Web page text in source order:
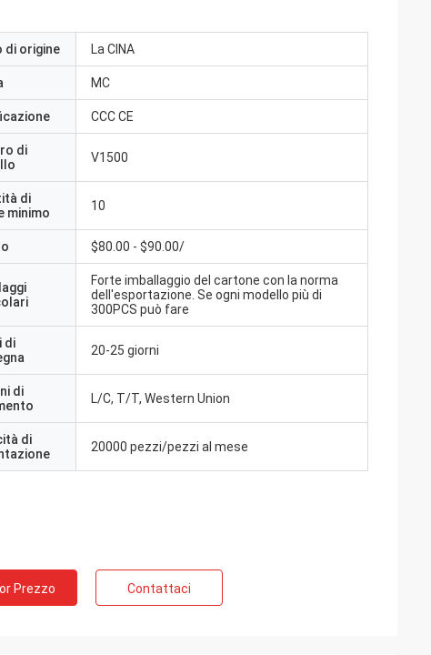
di origine La CINA
MC
CCC CE
di
V1500
di
minimo
10
$80.00 - $90.00/
Forte imballaggio del cartone con la norma
dell'esportazione. Se ogni modello più di
300PCS può fare
di
20-25 giorni
di
L/C, T/T, Western Union
di
20000 pezzi/pezzi al mese
Prezzo Contattaci